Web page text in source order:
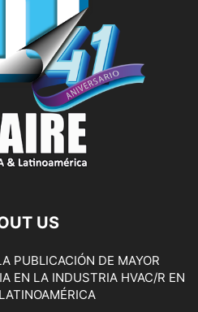
US
PUBLICACIÓN DE MAYOR
EN LA INDUSTRIA HVAC/R EN